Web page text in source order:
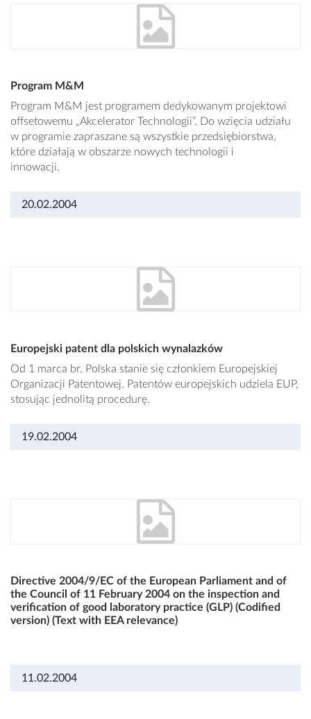
Program M&M
Program M&M jest programem dedykowanym projektowi
offsetowemu „Akcelerator Technologii”. Do wzięcia udziału
w programie zapraszane są wszystkie przedsiębiorstwa,
które działają w obszarze nowych technologii i
innowacji.
20.02.2004
Europejski patent dla polskich wynalazków
Od 1 marca br. Polska stanie się członkiem Europejskiej
Organizacji Patentowej. Patentów europejskich udziela EUP,
stosując jednolitą procedurę.
19.02.2004
Directive 2004/9/EC of the European Parliament and of
the Council of 11 February 2004 on the inspection and
verification of good laboratory practice (GLP) (Codified
version) (Text with EEA relevance)
11.02.2004